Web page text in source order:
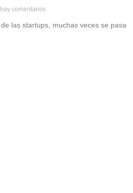
comentarios
las startups, muchas veces se pasa